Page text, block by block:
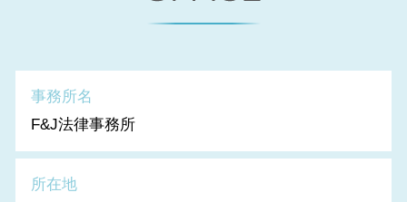
事務所名
F&J法律事務所
所在地